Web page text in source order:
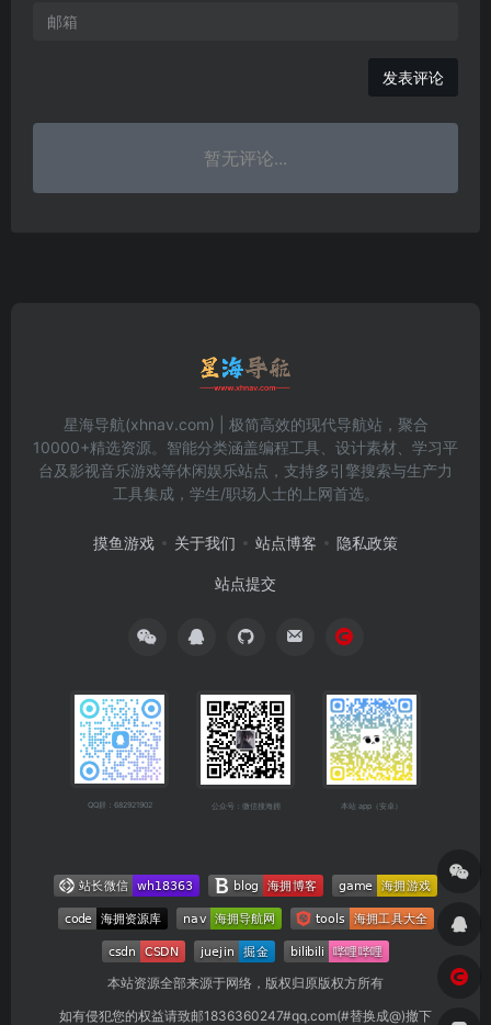
发表评论
暂无评论...
星海导航(xhnav.com) | 极简高效的现代导航站，聚合
10000+精选资源。智能分类涵盖编程工具、设计素材、学习平
台及影视音乐游戏等休闲娱乐站点，支持多引擎搜索与生产力
工具集成，学生/职场人士的上网首选。
摸鱼游戏 关于我们 站点博客 隐私政策
站点提交
QQ群：682921902 公众号：微信搜海拥 本站 app（安卓）
本站资源全部来源于网络，版权归原版权方所有
如有侵犯您的权益请致邮1836360247#qq.com(#替换成@)撤下